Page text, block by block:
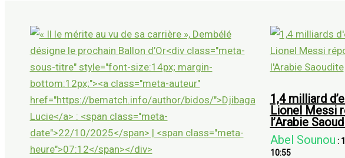
1,4 milliard
Lionel Messi
l’Arabie
Abel Sounou :
10:55